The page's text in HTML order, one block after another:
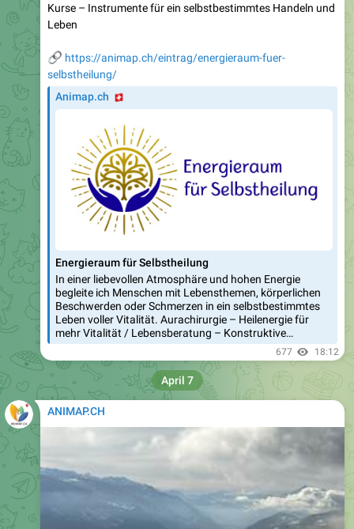
Kurse – Instrumente für ein selbstbestimmtes Handeln und
Leben
https://animap.ch/eintrag/energieraum-fuer-
selbstheilung/
Animap.ch
🇨🇭
Energieraum für Selbstheilung
In einer liebevollen Atmosphäre und hohen Energie
begleite ich Menschen mit Lebensthemen, körperlichen
Beschwerden oder Schmerzen in ein selbstbestimmtes
Leben voller Vitalität. Aurachirurgie – Heilenergie für
mehr Vitalität / Lebensberatung – Konstruktive…
677 18:12
ANIMAP.CH
April 7